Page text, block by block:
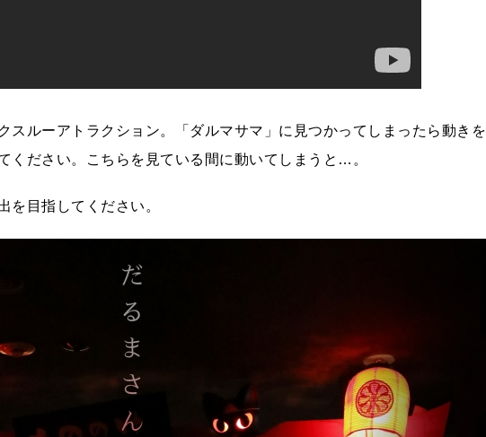
スルーアトラクション。「ダルマサマ」に見つかってしまったら動きを
ください。こちらを見ている間に動いてしまうと…。
を目指してください。